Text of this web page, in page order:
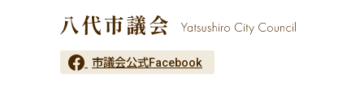
市議会公式Facebook